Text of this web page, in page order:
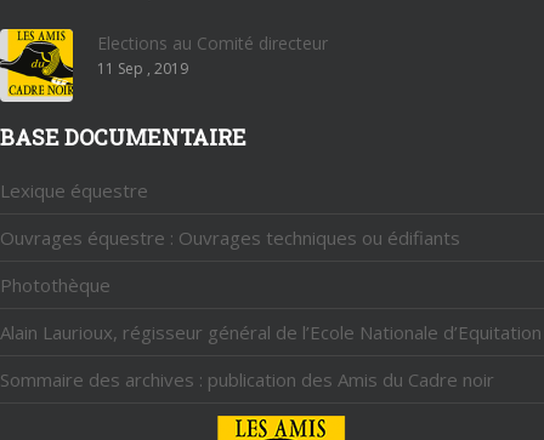
Elections au Comité directeur
11 Sep , 2019
BASE DOCUMENTAIRE
Lexique équestre
Ouvrages équestre : Ouvrages techniques ou édifiants
Photothèque
Alain Laurioux, régisseur général de l’Ecole Nationale d’Equitation
Sommaire des archives : publication des Amis du Cadre noir